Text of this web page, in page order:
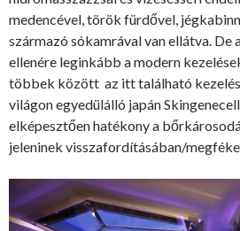
medencével, török fürdővel,
származó sókamrával van ellátva. De
ellenére leginkább a modern
többek között az itt található
világon egyedülálló japán
elképesztően hatékony a
jeleninek visszafordításában/